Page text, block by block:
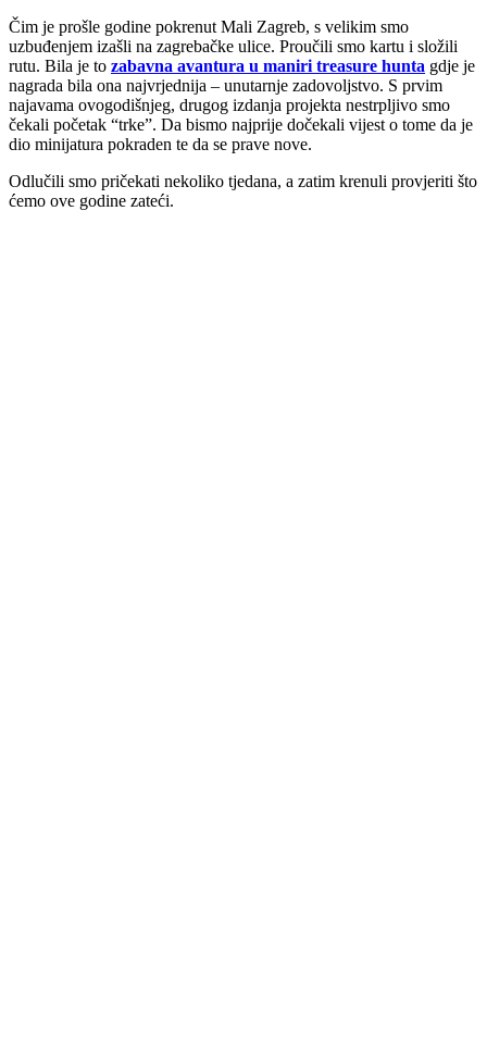
Čim je prošle godine pokrenut Mali Zagreb, s velikim smo
uzbuđenjem izašli na zagrebačke ulice. Proučili smo kartu i složili
rutu. Bila je to zabavna avantura u maniri treasure hunta gdje je
nagrada bila ona najvrjednija – unutarnje zadovoljstvo. S prvim
najavama ovogodišnjeg, drugog izdanja projekta nestrpljivo smo
čekali početak “trke”. Da bismo najprije dočekali vijest o tome da je
dio minijatura pokraden te da se prave nove.
Odlučili smo pričekati nekoliko tjedana, a zatim krenuli provjeriti što
ćemo ove godine zateći.